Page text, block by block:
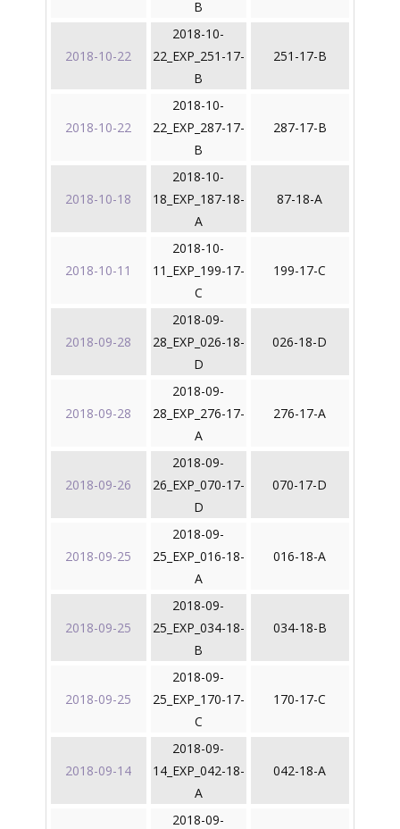
B
2018-10-22
2018-10-
22_EXP_251-17-
B
251-17-B
2018-10-22
2018-10-
22_EXP_287-17-
B
287-17-B
2018-10-18
2018-10-
18_EXP_187-18-
A
87-18-A
2018-10-11
2018-10-
11_EXP_199-17-
C
199-17-C
2018-09-28
2018-09-
28_EXP_026-18-
D
026-18-D
2018-09-28
2018-09-
28_EXP_276-17-
A
276-17-A
2018-09-26
2018-09-
26_EXP_070-17-
D
070-17-D
2018-09-25
2018-09-
25_EXP_016-18-
A
016-18-A
2018-09-25
2018-09-
25_EXP_034-18-
B
034-18-B
2018-09-25
2018-09-
25_EXP_170-17-
C
170-17-C
2018-09-14
2018-09-
14_EXP_042-18-
A
042-18-A
2018-09-